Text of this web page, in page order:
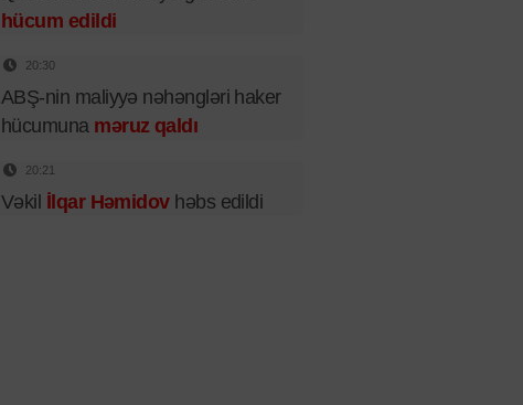
hücum edildi
20:30
ABŞ-nin maliyyə nəhəngləri haker
hücumuna məruz qaldı
20:21
Vəkil İlqar Həmidovhəbs edildi